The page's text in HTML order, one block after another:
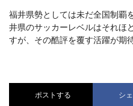
福井県勢としては未だ全国制覇
井県のサッカーレベルはそれほ
すが、その酷評を覆す活躍が期
ポストする シ